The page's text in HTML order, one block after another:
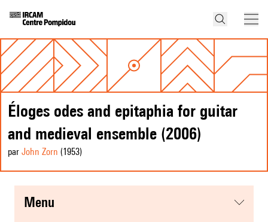
Éloges odes and epitaphia for guitar
and medieval ensemble (2006)
par John Zorn (1953)
menu